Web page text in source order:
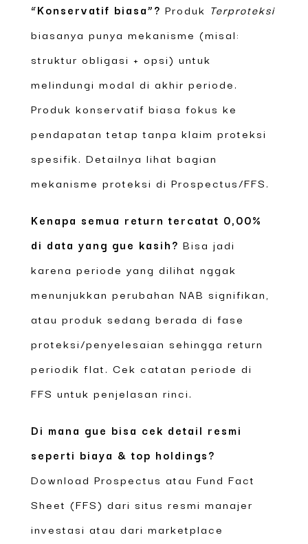
“Konservatif biasa”? Produk Terproteksi
biasanya punya mekanisme (misal:
struktur obligasi + opsi) untuk
melindungi modal di akhir periode.
Produk konservatif biasa fokus ke
pendapatan tetap tanpa klaim proteksi
spesifik. Detailnya lihat bagian
mekanisme proteksi di Prospectus/FFS.
Kenapa semua return tercatat 0,00%
di data yang gue kasih? Bisa jadi
karena periode yang dilihat nggak
menunjukkan perubahan NAB signifikan,
atau produk sedang berada di fase
proteksi/penyelesaian sehingga return
periodik flat. Cek catatan periode di
FFS untuk penjelasan rinci.
Di mana gue bisa cek detail resmi
seperti biaya & top holdings?
Download Prospectus atau Fund Fact
Sheet (FFS) dari situs resmi manajer
investasi atau dari marketplace